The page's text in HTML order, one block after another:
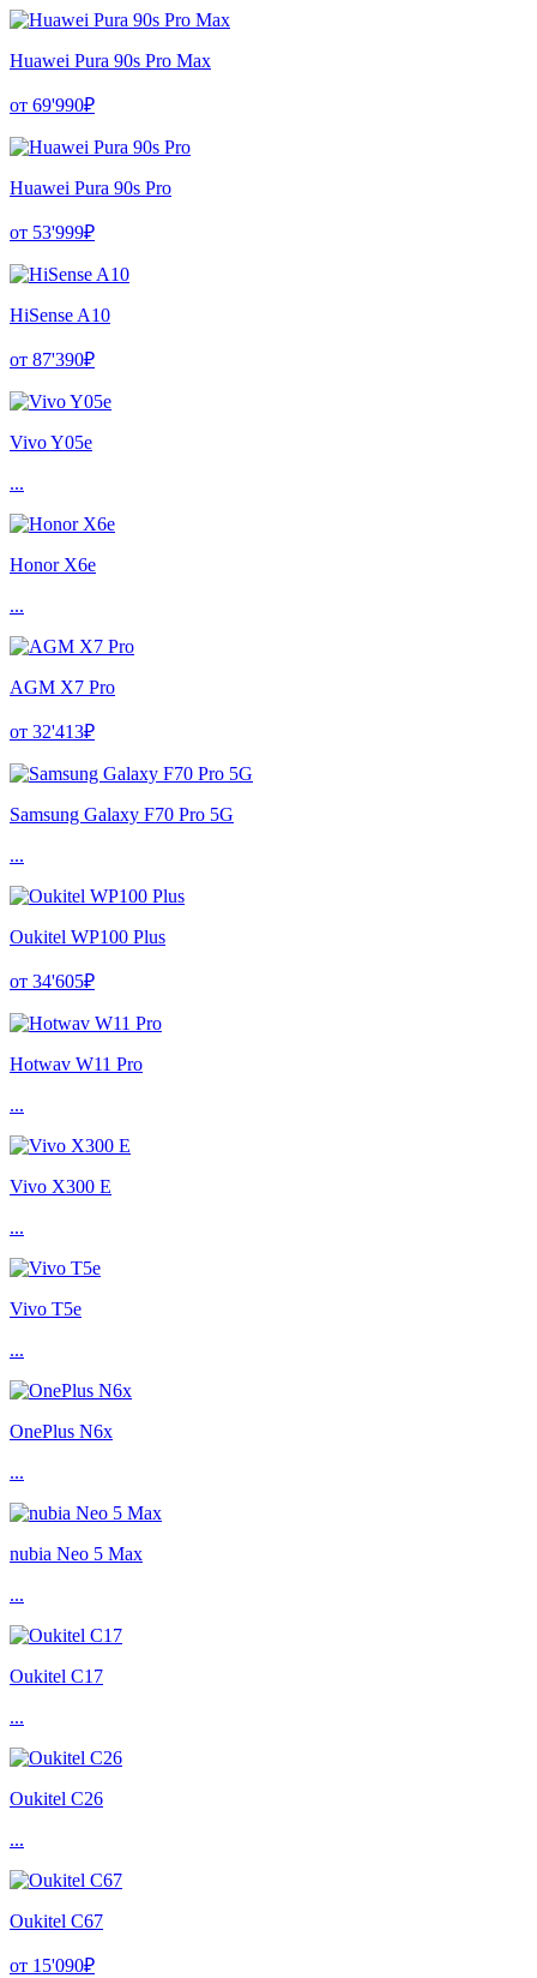
Huawei Pura 90s Pro Max
от 69'990₽
Huawei Pura 90s Pro
от 53'999₽
HiSense A10
от 87'390₽
Vivo Y05e
...
Honor X6e
...
AGM X7 Pro
от 32'413₽
Samsung Galaxy F70 Pro 5G
...
Oukitel WP100 Plus
от 34'605₽
Hotwav W11 Pro
...
Vivo X300 E
...
Vivo T5e
...
OnePlus N6x
...
nubia Neo 5 Max
...
Oukitel C17
...
Oukitel C26
...
Oukitel C67
от 15'090₽